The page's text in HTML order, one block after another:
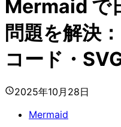
Mermaid で
問題を解決
コード・
2025年10月28日
Mermaid